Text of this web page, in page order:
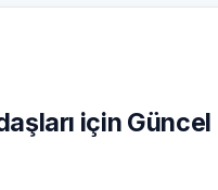
için Güncel